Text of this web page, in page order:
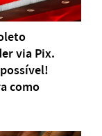
via Pix.
como